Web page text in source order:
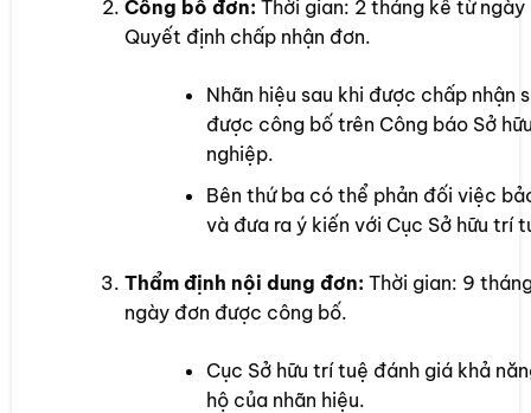
Công bố đơn: Thời gian: 2 tháng kể từ ngày
Quyết định chấp nhận đơn.
Nhãn hiệu sau khi được chấp nhận
được công bố trên Công báo Sở
nghiệp.
Bên thứ ba có thể phản đối việc
và đưa ra ý kiến với Cục Sở hữu trí
Thẩm định nội dung đơn: Thời gian: 9
ngày đơn được công bố.
Cục Sở hữu trí tuệ đánh giá khả
hộ của nhãn hiệu.